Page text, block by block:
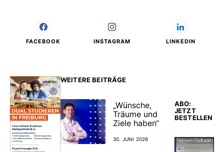
FACEBOOK INSTAGRAM LINKEDIN
WEITERE BEITRÄGE
„Wünsche,
Träume und
Ziele haben“
30. JUNI 2026
ABO:
JETZT
BESTELLEN